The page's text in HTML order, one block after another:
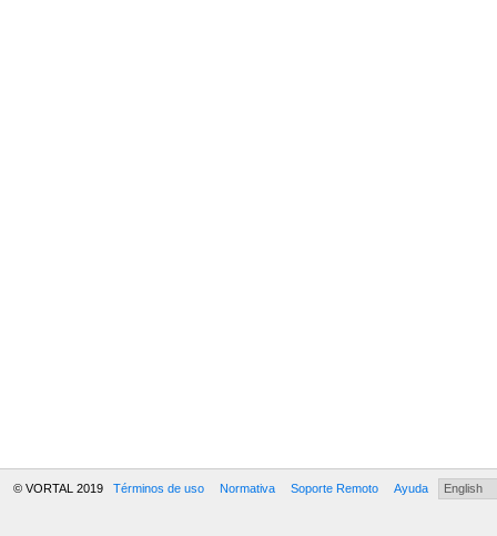
© VORTAL 2019 Términos de uso Normativa Soporte Remoto Ayuda